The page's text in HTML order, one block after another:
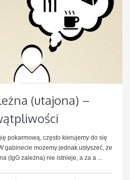
(utajona) –
pokarmową, często kierujemy do się
gabinecie możemy jednak usłyszeć, że
(IgG zależna) nie istnieje, a za a ...